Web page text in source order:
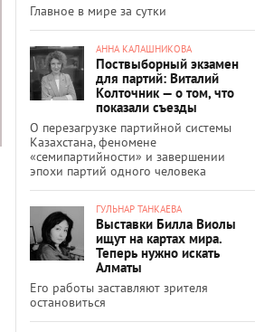
Главное в мире за сутки
АННА КАЛАШНИКОВА
Поствыборный экзамен
для партий: Виталий
Колточник — о том, что
показали съезды
О перезагрузке партийной системы
Казахстана, феномене
«семипартийности» и завершении
эпохи партий одного человека
ГУЛЬНАР ТАНКАЕВА
Выставки Билла Виолы
ищут на картах мира.
Теперь нужно искать
Алматы
Его работы заставляют зрителя
остановиться